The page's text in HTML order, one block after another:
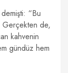
“Bu
Gerçekten de,
kahvenin
gündüz hem